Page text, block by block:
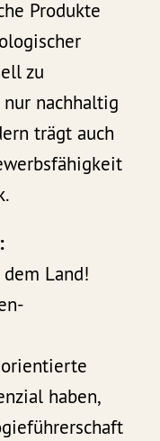
Produkte
zu
nachhaltig
trägt auch
Land!
haben,